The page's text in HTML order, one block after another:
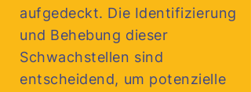
aufgedeckt. Die Identifizierung
und Behebung dieser
Schwachstellen sind
entscheidend, um potenzielle